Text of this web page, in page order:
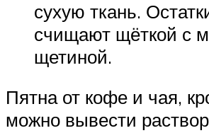
сухую ткань.
счищают щёткой с
щетиной.
Пятна от кофе и чая,
можно вывести